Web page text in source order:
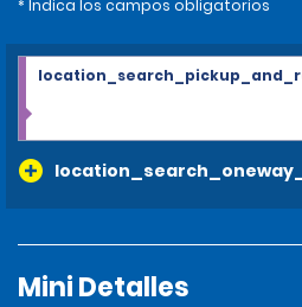
* Indica los campos obligatorios
Mini Detalles